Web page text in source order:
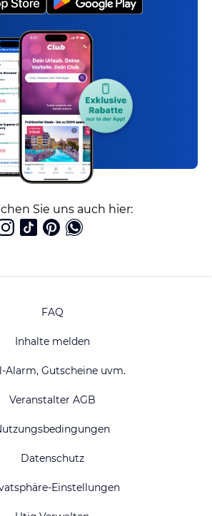
Sie uns auch hier:
FAQ
Inhalte melden
Alarm, Gutscheine uvm.
Veranstalter AGB
Datenschutz
Einstellungen